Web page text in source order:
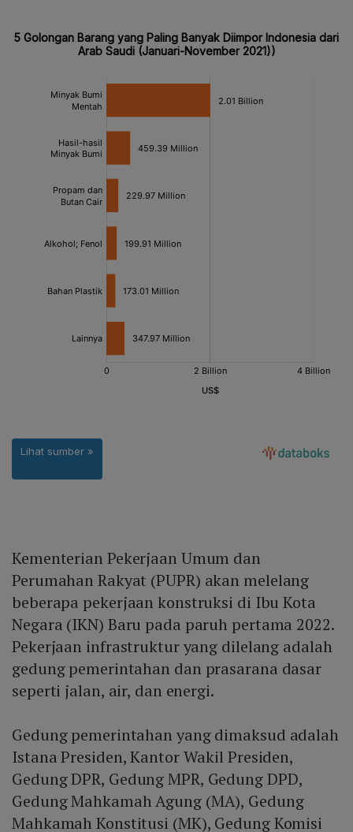
Kementerian Pekerjaan Umum dan
Perumahan Rakyat (PUPR) akan melelang
beberapa pekerjaan konstruksi di Ibu Kota
Negara (IKN) Baru pada paruh pertama 2022.
Pekerjaan infrastruktur yang dilelang adalah
gedung pemerintahan dan prasarana dasar
seperti jalan, air, dan energi.
Gedung pemerintahan yang dimaksud adalah
Istana Presiden, Kantor Wakil Presiden,
Gedung DPR, Gedung MPR, Gedung DPD,
Gedung Mahkamah Agung (MA), Gedung
Mahkamah Konstitusi (MK), Gedung Komisi